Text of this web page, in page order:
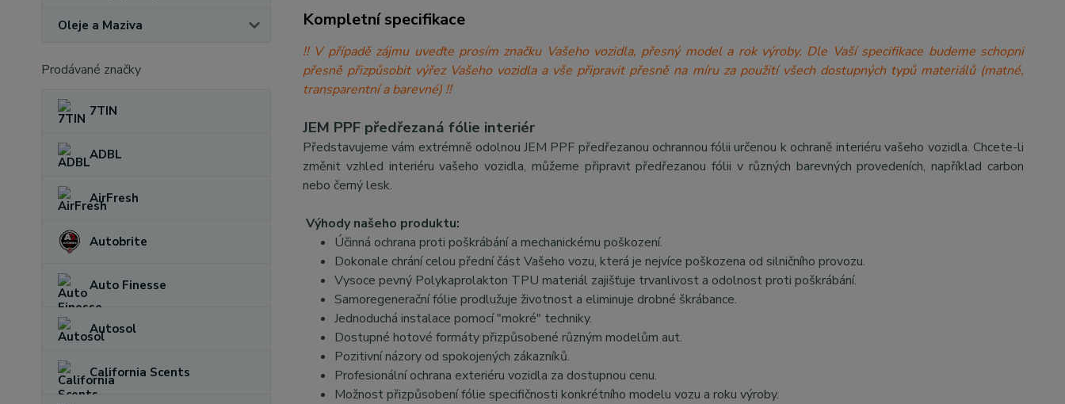
Oleje a Maziva
Prodávané značky
7TIN
ADBL
AirFresh
Autobrite
Auto Finesse
Autosol
California Scents
Kompletní specifikace
!! V případě zájmu uveďte prosím značku Vašeho vozidla, přesný model a rok výroby. Dle Vaší specifikace budeme schopni
přesně přizpůsobit výřez Vašeho vozidla a vše připravit přesně na míru za použití všech dostupných typů materiálů (matné,
transparentní a barevné) !!
JEM PPF předřezaná fólie interiér
Představujeme vám extrémně odolnou JEM PPF předřezanou ochrannou fólii určenou k ochraně interiéru vašeho vozidla. Chcete-li
změnit vzhled interiéru vašeho vozidla, můžeme připravit předřezanou fólii v různých barevných provedeních, například carbon
nebo černý lesk.
Výhody našeho produktu:
Účinná ochrana proti poškrábání a mechanickému poškození.
Dokonale chrání celou přední část Vašeho vozu, která je nejvíce poškozena od silničního provozu.
Vysoce pevný Polykaprolakton TPU materiál zajišťuje trvanlivost a odolnost proti poškrábání.
Samoregenerační fólie prodlužuje životnost a eliminuje drobné škrábance.
Jednoduchá instalace pomocí "mokré" techniky.
Dostupné hotové formáty přizpůsobené různým modelům aut.
Pozitivní názory od spokojených zákazníků.
Profesionální ochrana exteriéru vozidla za dostupnou cenu.
Možnost přizpůsobení fólie specifičnosti konkrétního modelu vozu a roku výroby.